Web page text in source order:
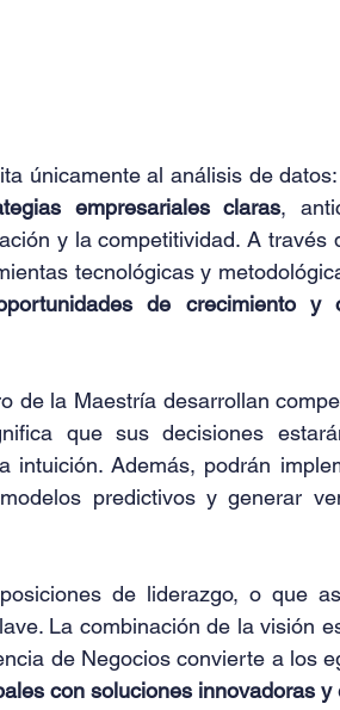
únicamente al análisis de
empresariales claras,
y la competitividad. A través
de crecimiento y
de la Maestría desarrollan
que sus decisiones
intuición. Además, podrán
predictivos y generar
de liderazgo, o que
La combinación de la visión
de Negocios convierte a los
con soluciones innovadoras y